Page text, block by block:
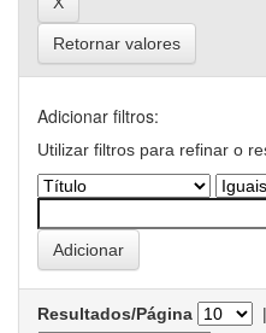
Retornar valores
Adicionar filtros:
Utilizar filtros para refinar o
Resultados/Página |